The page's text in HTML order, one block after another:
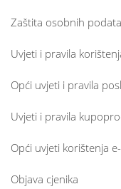
Zaštita osobnih
Uvjeti i pravila
Opći uvjeti i pravila
Uvjeti i pravila
Opći uvjeti korištenja
Objava cjenika